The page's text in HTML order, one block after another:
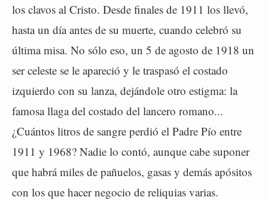
los clavos al Cristo. Desde finales de 1911 los llevó,
hasta un día antes de su muerte, cuando celebró su
última misa. No sólo eso, un 5 de agosto de 1918 un
ser celeste se le apareció y le traspasó el costado
izquierdo con su lanza, dejándole otro estigma: la
famosa llaga del costado del lancero romano...
¿Cuántos litros de sangre perdió el Padre Pío entre
1911 y 1968? Nadie lo contó, aunque cabe suponer
que habrá miles de pañuelos, gasas y demás apósitos
con los que hacer negocio de reliquias varias.